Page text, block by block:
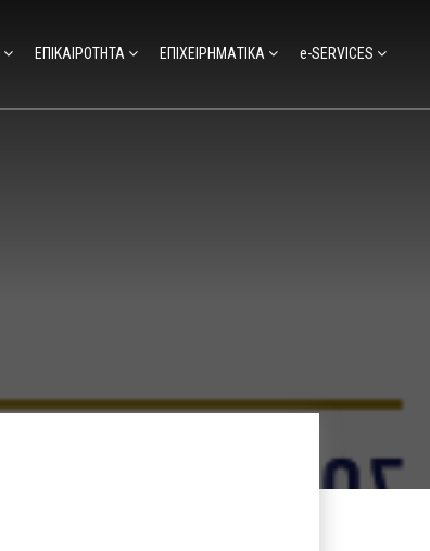
ΕΠΙΚΑΙΡΟΤΗΤΑ ΕΠΙΧΕΙΡΗΜΑΤΙΚΑ e-SERVICES